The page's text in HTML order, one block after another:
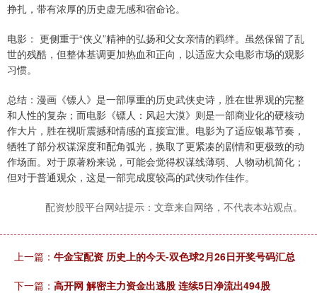
挣扎，带有浓厚的历史虚无感和宿命论。
电影： 更侧重于“侠义”精神的弘扬和父女亲情的羁绊。虽然保留了乱
世的残酷，但整体基调更加热血和正向，以适应大众电影市场的观影
习惯。
总结：漫画《镖人》是一部厚重的历史武侠史诗，胜在世界观的完整
和人性的复杂；而电影《镖人：风起大漠》则是一部商业化的硬核动
作大片，胜在视听震撼和情感的直接宣泄。电影为了适应银幕节奏，
牺牲了部分权谋深度和配角弧光，换取了更紧凑的剧情和更极致的动
作场面。对于原著粉来说，可能会觉得权谋线薄弱、人物动机简化；
但对于普通观众，这是一部完成度较高的武侠动作佳作。
配资炒股平台网站提示：文章来自网络，不代表本站观点。
上一篇： 牛金宝配资 历史上的今天-双色球2月26日开奖号码汇总
下一篇： 高开网 解密主力资金出逃股 连续5日净流出494股